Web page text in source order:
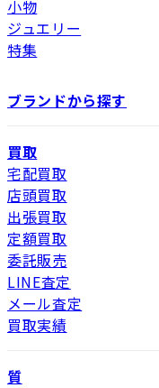
小物
ジュエリー
特集
ブランドから探す
買取
宅配買取
店頭買取
出張買取
定額買取
委託販売
LINE査定
メール査定
買取実績
質